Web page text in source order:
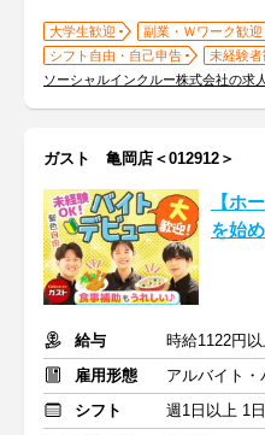
大学生歓迎 副業・Ｗワーク歓迎
シフト自由・自己申告
未経験者
ソーシャルインクルー株式会社の求
ガスト 亀岡店＜012912＞
【ホ
を始
給与
時給1122円
雇用形態
アルバイト・
シフト
週1日以上 1